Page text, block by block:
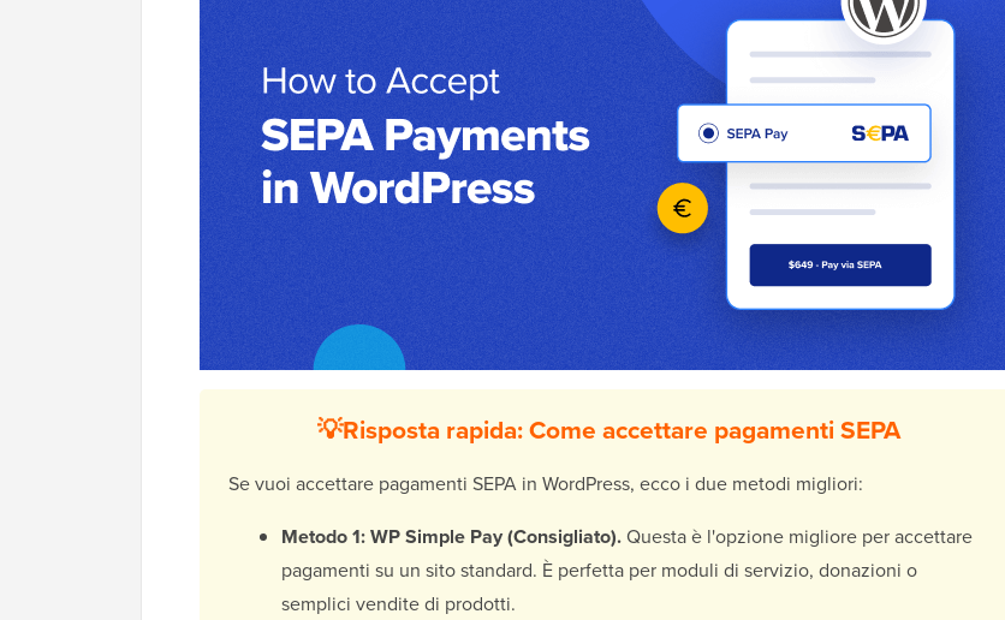
💡Risposta rapida: Come accettare pagamenti SEPA
Se vuoi accettare pagamenti SEPA in WordPress, ecco i due metodi migliori:
Metodo 1: WP Simple Pay (Consigliato).Questa è l'opzione migliore per accettare
pagamenti su un sito standard. È perfetta per moduli di servizio, donazioni o
semplici vendite di prodotti.